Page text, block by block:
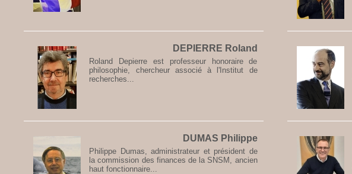
DEPIERRE Roland
Roland Depierre est professeur honoraire de
philosophie, chercheur associé à l'Institut de
recherches...
DUMAS Philippe
Philippe Dumas, administrateur et président de
la commission des finances de la SNSM, ancien
haut fonctionnaire...